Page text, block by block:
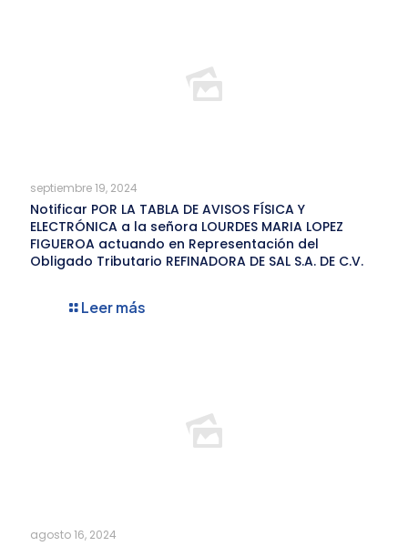
septiembre 19, 2024
Notificar POR LA TABLA DE AVISOS FÍSICA Y
ELECTRÓNICA a la señora LOURDES MARIA LOPEZ
FIGUEROA actuando en Representación del
Obligado Tributario REFINADORA DE SAL S.A. DE C.V.
Leer más
agosto 16, 2024